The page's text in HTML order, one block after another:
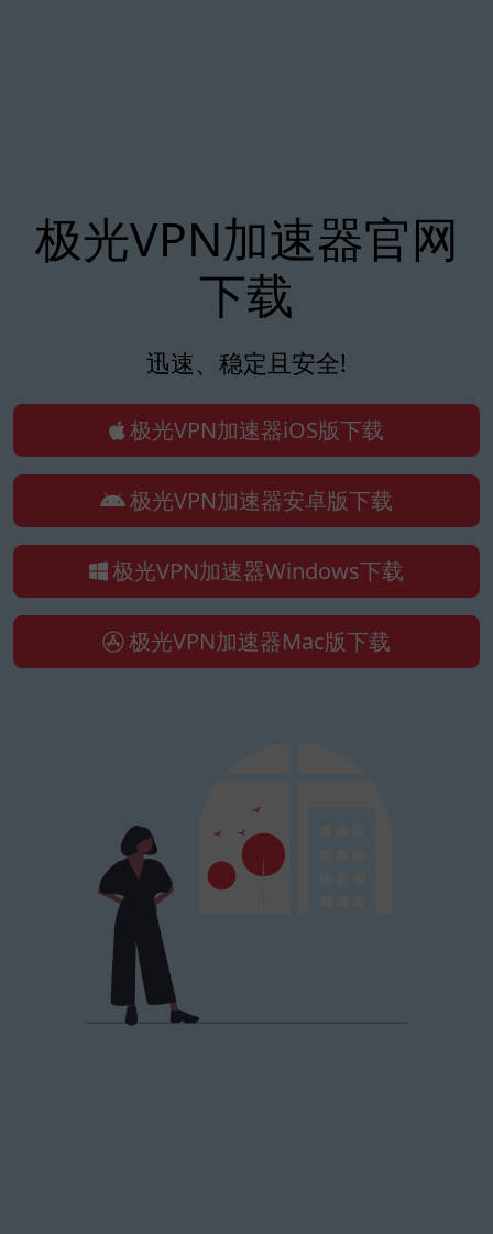
极光VPN加速器官网
下载
迅速、稳定且安全!
极光VPN加速器iOS版下载
极光VPN加速器安卓版下载
极光VPN加速器Windows下载
极光VPN加速器Mac版下载